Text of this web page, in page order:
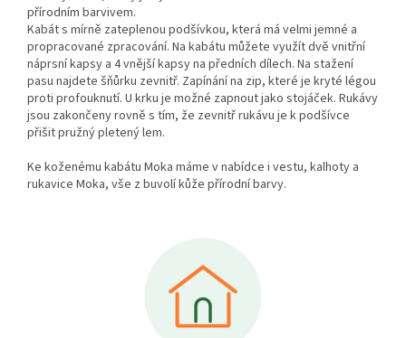
přírodním barvivem.
Kabát s mírně zateplenou podšívkou, která má velmi jemné a
propracované zpracování. Na kabátu můžete využít dvě vnitřní
náprsní kapsy a 4 vnější kapsy na předních dílech. Na stažení
pasu najdete šňůrku zevnitř. Zapínání na zip, které je kryté légou
proti profouknutí. U krku je možné zapnout jako stojáček. Rukávy
jsou zakončeny rovně s tím, že zevnitř rukávu je k podšívce
přišit pružný pletený lem.
Ke koženému kabátu Moka máme v nabídce i vestu, kalhoty a
rukavice Moka, vše z buvolí kůže přírodní barvy.